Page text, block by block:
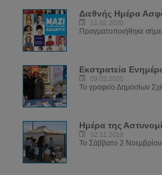
11.02.2020
Πραγματοποιήθηκε
09.02.2020
Το γραφείο Δημοσίων
02.11.2019
Το Σάββατο 2